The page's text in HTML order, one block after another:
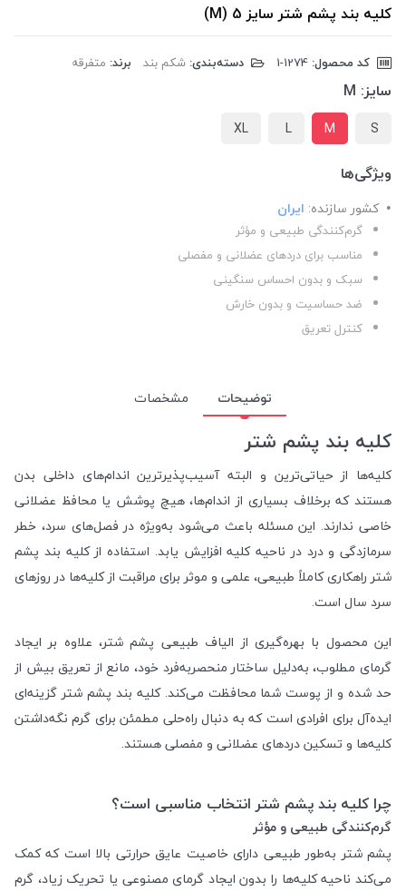
کلیه بند پشم شتر سایز 5 (M)
کد محصول: دسته‌بندی: شکم بند برند: متفرقه
سایز: M
S
M
L
XL
ویژگی‌ها
کشور سازنده: ایران
گرم‌کنندگی طبیعی و مؤثر
مناسب برای دردهای عضلانی و مفصلی
سبک و بدون احساس سنگینی
ضد حساسیت و بدون خارش
کنترل تعریق
توضیحات مشخصات
کلیه بند پشم شتر
کلیه‌ها از حیاتی‌ترین و البته آسیب‌پذیرترین اندام‌های داخلی بدن
هستند که برخلاف بسیاری از اندام‌ها، هیچ پوشش یا محافظ عضلانی
خاصی ندارند. این مسئله باعث می‌شود به‌ویژه در فصل‌های سرد، خطر
سرمازدگی و درد در ناحیه کلیه افزایش یابد. استفاده از کلیه بند پشم
شتر راهکاری کاملاً طبیعی، علمی و موثر برای مراقبت از کلیه‌ها در روزهای
سرد سال است.
این محصول با بهره‌گیری از الیاف طبیعی پشم شتر، علاوه بر ایجاد
گرمای مطلوب، به‌دلیل ساختار منحصر‌به‌فرد خود، مانع از تعریق بیش از
حد شده و از پوست شما محافظت می‌کند. کلیه بند پشم شتر گزینه‌ای
ایده‌آل برای افرادی است که به دنبال راه‌حلی مطمئن برای گرم نگه‌داشتن
کلیه‌ها و تسکین دردهای عضلانی و مفصلی هستند.
چرا کلیه بند پشم شتر انتخاب مناسبی است؟
گرم‌کنندگی طبیعی و مؤثر
پشم شتر به‌طور طبیعی دارای خاصیت عایق حرارتی بالا است که کمک
می‌کند ناحیه کلیه‌ها را بدون ایجاد گرمای مصنوعی یا تحریک زیاد، گرم